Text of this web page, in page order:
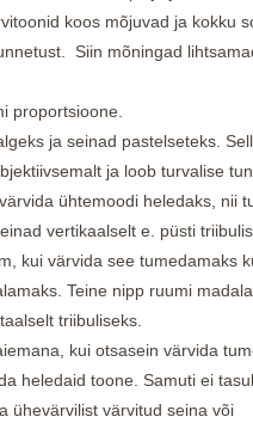
koos mõjuvad ja kokku
Siin mõningad
proportsioone.
ja seinad pastelseteks.
ja loob turvalise
ühtemoodi heledaks, nii
vertikaalselt e. püsti
kui värvida see tumedamaks
Teine nipp ruumi
triibuliseks.
kui otsasein värvida
heledaid toone. Samuti ei
ühevärvilist värvitud seina või